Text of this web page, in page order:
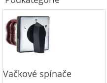
Vačkové spínače